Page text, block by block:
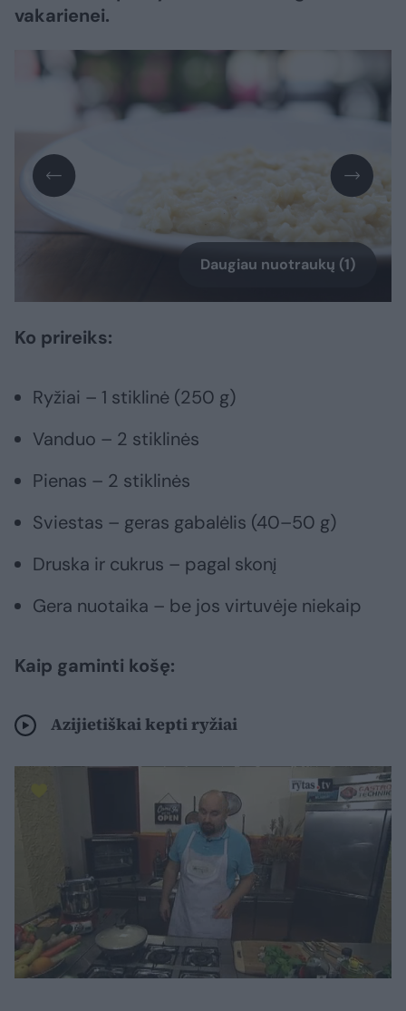
vakarienei.
Daugiau nuotraukų (1)
Ko prireiks:
Ryžiai – 1 stiklinė (250 g)
Vanduo – 2 stiklinės
Pienas – 2 stiklinės
Sviestas – geras gabalėlis (40–50 g)
Druska ir cukrus – pagal skonį
Gera nuotaika – be jos virtuvėje niekaip
Kaip gaminti košę:
Azijietiškai kepti ryžiai